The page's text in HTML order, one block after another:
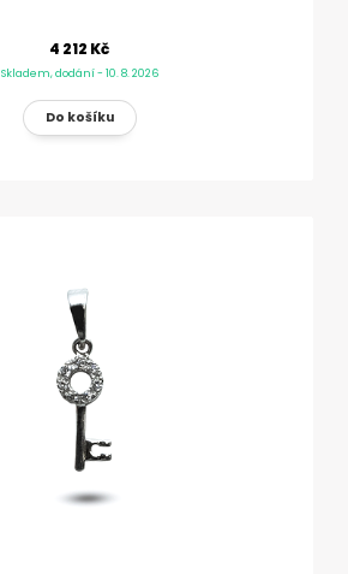
4 212 Kč
Skladem, dodání - 10. 8. 2026